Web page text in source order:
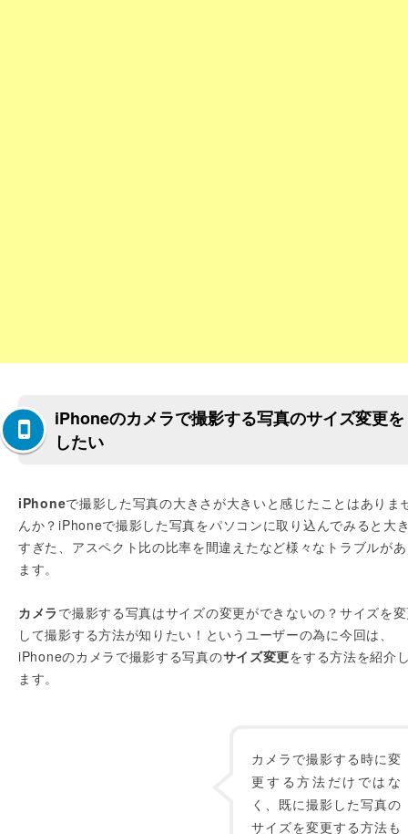
iPhoneのカメラで撮影する写真のサイズ変更を
したい
iPhoneで撮影した写真の大きさが大きいと感じたことはありま
んか？iPhoneで撮影した写真をパソコンに取り込んでみると大
すぎた、アスペクト比の比率を間違えたなど様々なトラブルが
ます。
カメラ で撮影する写真はサイズの変更ができないの？サイズを
して撮影する方法が知りたい！というユーザーの為に今回は、
iPhoneのカメラで撮影する写真のサイズ変更をする方法を紹介
ます。
カメラで撮影する時に変
更する方法だけではな
く、既に撮影した写真の
サイズを変更する方法も